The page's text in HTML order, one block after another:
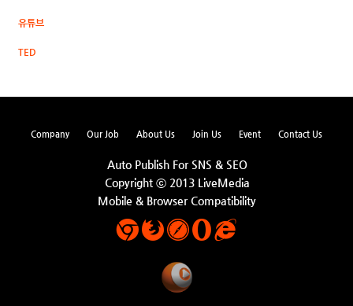
유튜브
TED
Company Our Job About Us Join Us Event Contact Us
Auto Publish For SNS & SEO
Copyright ⓒ 2013 LiveMedia
Mobile & Browser Compatibility